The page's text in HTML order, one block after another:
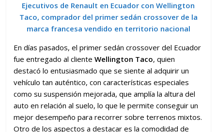
Ejecutivos de Renault en Ecuador con Wellington
Taco, comprador del primer sedán crossover de la
marca francesa vendido en territorio nacional
En días pasados, el primer sedán crossover del Ecuador
fue entregado al clienteWellington Taco, quien
destacó lo entusiasmado que se siente al adquirir un
vehículo tan auténtico, con características especiales
como su suspensión mejorada, que amplía la altura del
auto en relación al suelo, lo que le permite conseguir un
mejor desempeño para recorrer sobre terrenos mixtos.
Otro de los aspectos a destacar es la comodidad de